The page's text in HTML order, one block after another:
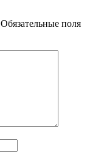
Обязательные поля